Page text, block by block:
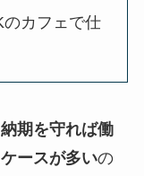
のカフェで仕
納期を守れば働
ースが多いの